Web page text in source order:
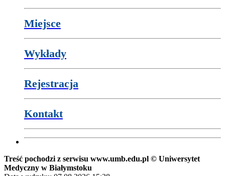
Miejsce
Wykłady
Rejestracja
Kontakt
Treść pochodzi z serwisu www.umb.edu.pl © Uniwersytet
Medyczny w Białymstoku